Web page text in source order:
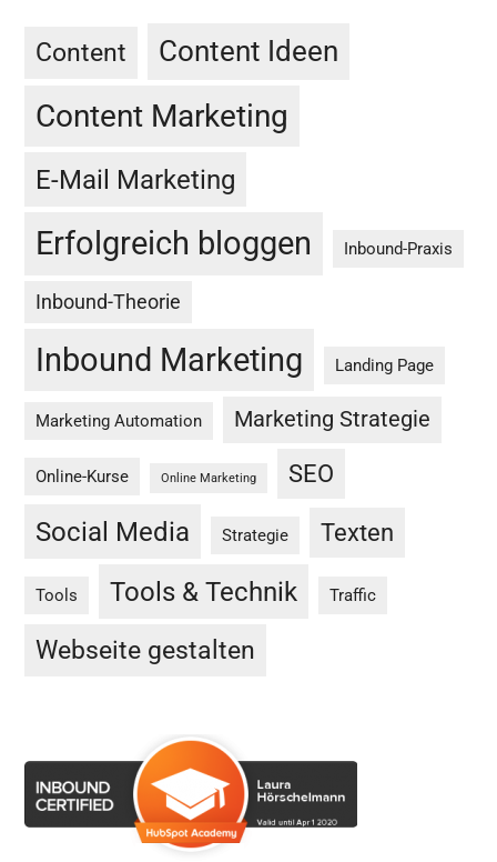
Content Content Ideen
Content Marketing
E-Mail Marketing
Erfolgreich bloggen Inbound-Praxis
Inbound-Theorie
Inbound Marketing Landing Page
Marketing Automation Marketing Strategie
Online-Kurse Online Marketing SEO
Social Media Strategie Texten
Tools Tools & Technik Traffic
Webseite gestalten